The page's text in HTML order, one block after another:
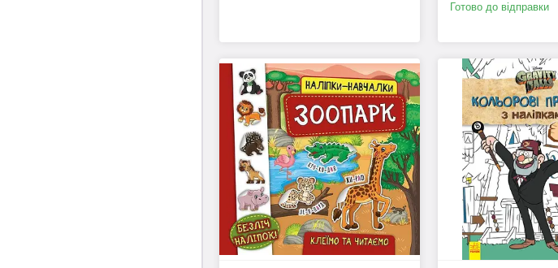
Готово до відправки